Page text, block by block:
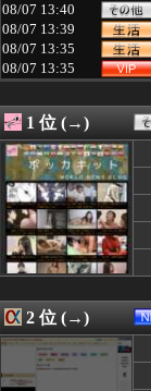
08/07 13:40
08/07 13:39
08/07 13:35
08/07 13:35
08/07 13:31
08/07 13:31
08/07 13:31
08/07 13:31
08/07 13:30
08/07 13:30
08/07 13:30
08/07 13:29
08/07 13:29
08/07 13:27
08/07 13:25
08/07 13:22
08/07 13:20
08/07 13:20
1 位 (→)
2 位 (→)